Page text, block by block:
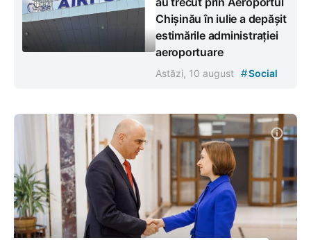
Chișinău în iulie a depășit
estimările administrației
aeroportuare
Astăzi, 10 august #Social